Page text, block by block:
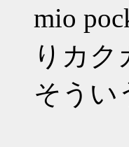
mio
りカ
そうい